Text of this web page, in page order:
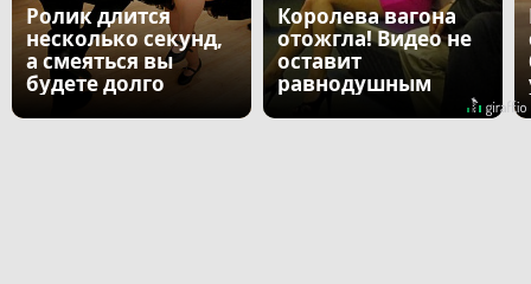
Ролик длится
несколько секунд,
а смеяться вы
будете долго
Королева вагона
отожгла! Видео не
оставит
равнодушным